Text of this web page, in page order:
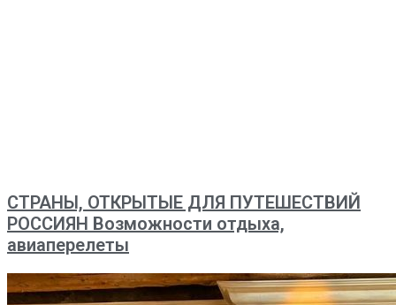
СТРАНЫ, ОТКРЫТЫЕ ДЛЯ ПУТЕШЕСТВИЙ
РОССИЯН Возможности отдыха,
авиаперелеты